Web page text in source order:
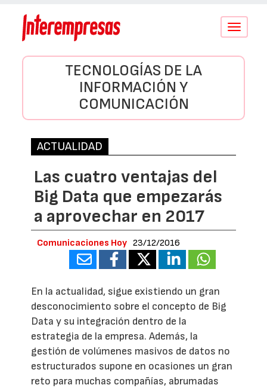
Conmutar
TECNOLOGÍAS DE LA
INFORMACIÓN Y
COMUNICACIÓN
ACTUALIDAD
Las cuatro ventajas del
Big Data que empezarás
a aprovechar en 2017
Comunicaciones Hoy 23/12/2016
En la actualidad, sigue existiendo un gran
desconocimiento sobre el concepto de Big
Data y su integración dentro de la
estrategia de la empresa. Además, la
gestión de volúmenes masivos de datos no
estructurados supone en ocasiones un gran
reto para muchas compañías, abrumadas